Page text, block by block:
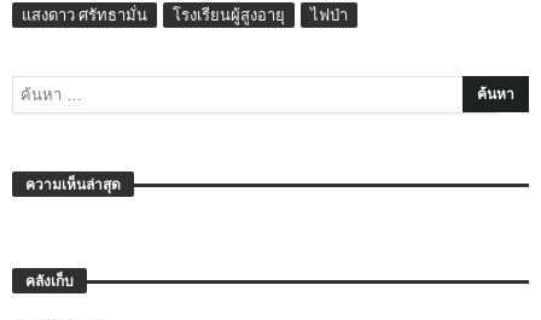
แสงดาว ศรัทธามั่น โรงเรียนผู้สูงอายุ ไฟป่า
ความเห็นล่าสุด
คลังเก็บ